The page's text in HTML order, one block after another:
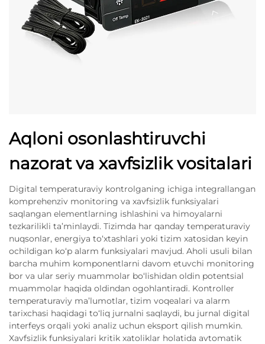
Aqloni osonlashtiruvchi
nazorat va xavfsizlik vositalari
Digital temperaturaviy kontrolganing ichiga integrallangan
komprehenziv monitoring va xavfsizlik funksiyalari
saqlangan elementlarning ishlashini va himoyalarni
tezkarilikli ta’minlaydi. Tizimda har qanday temperaturaviy
nuqsonlar, energiya to‘xtashlari yoki tizim xatosidan keyin
ochildigan ko‘p alarm funksiyalari mavjud. Aholi usuli bilan
barcha muhim komponentlarni davom etuvchi monitoring
bor va ular seriy muammolar bo‘lishidan oldin potentsial
muammolar haqida oldindan ogohlantiradi. Kontroller
temperaturaviy ma’lumotlar, tizim voqealari va alarm
tarixchasi haqidagi to‘liq jurnalni saqlaydi, bu jurnal digital
interfeys orqali yoki analiz uchun eksport qilish mumkin.
Xavfsizlik funksiyalari kritik xatoliklar holatida avtomatik